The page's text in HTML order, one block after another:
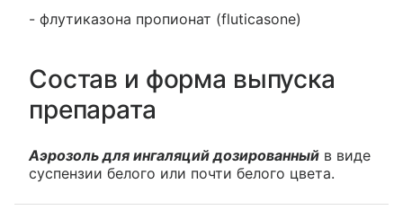
- флутиказона пропионат (fluticasone)
Состав и форма выпуска
препарата
Аэрозоль для ингаляций дозированный в виде
суспензии белого или почти белого цвета.